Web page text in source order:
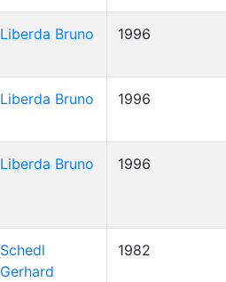
Liberda Bruno 1996
Liberda Bruno 1996
Liberda Bruno 1996
Schedl
Gerhard
1982